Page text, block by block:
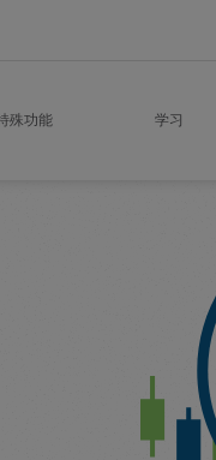
殊功能 学习